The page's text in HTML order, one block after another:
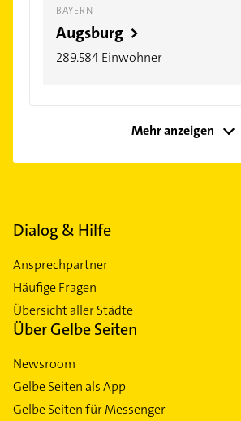
BAYERN
Augsburg >
289.584 Einwohner
Mehr anzeigen
Dialog & Hilfe
Ansprechpartner
Häufige Fragen
Übersicht aller Städte
Über Gelbe Seiten
Newsroom
Gelbe Seiten als App
Gelbe Seiten für Messenger